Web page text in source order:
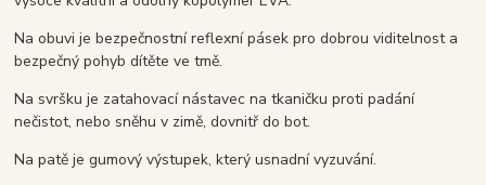
Na obuvi je bezpečnostní reflexní pásek pro dobrou viditelnost a
bezpečný pohyb dítěte ve tmě.
Na svršku je zatahovací nástavec na tkaničku proti padání
nečistot, nebo sněhu v zimě, dovnitř do bot.
Na patě je gumový výstupek, který usnadní vyzuvání.